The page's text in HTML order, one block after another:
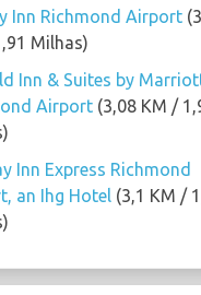
Inn Richmond Airport
Milhas)
Inn & Suites by
Airport (3,08 KM /
Inn Express Richmond
an Ihg Hotel (3,1 KM /